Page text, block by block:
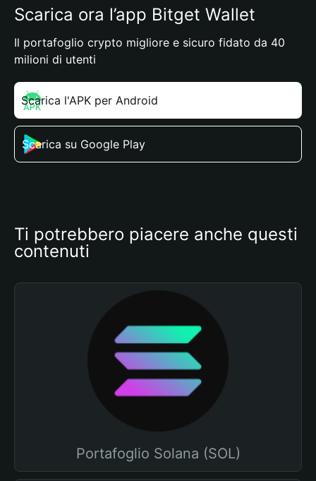
Scarica ora l’app Bitget Wallet
Il portafoglio crypto migliore e sicuro fidato da 40
milioni di utenti
Scarica l'APK per Android
Scarica su Google Play
Ti potrebbero piacere anche questi
contenuti
Portafoglio Solana (SOL)